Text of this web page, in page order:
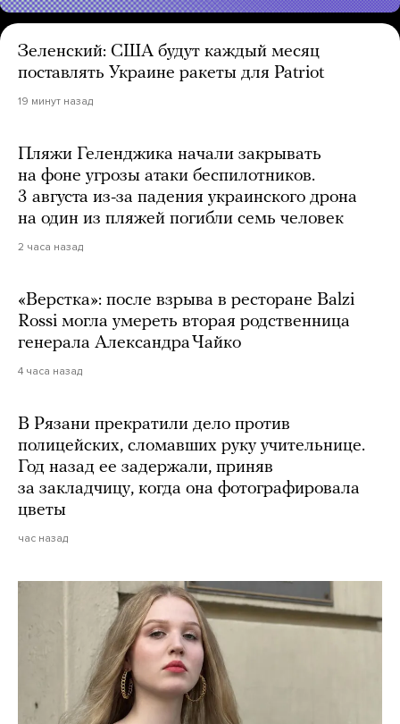
Зеленский: США будут каждый месяц
поставлять Украине ракеты для Patriot
19 минут назад
Пляжи Геленджика начали закрывать
на фоне угрозы атаки беспилотников.
3 августа из-за падения украинского дрона
на один из пляжей погибли семь человек
2 часа назад
«Верстка»: после взрыва в ресторане Balzi
Rossi могла умереть вторая родственница
генерала Александра Чайко
4 часа назад
В Рязани прекратили дело против
полицейских, сломавших руку учительнице.
Год назад ее задержали, приняв
за закладчицу, когда она фотографировала
цветы
час назад